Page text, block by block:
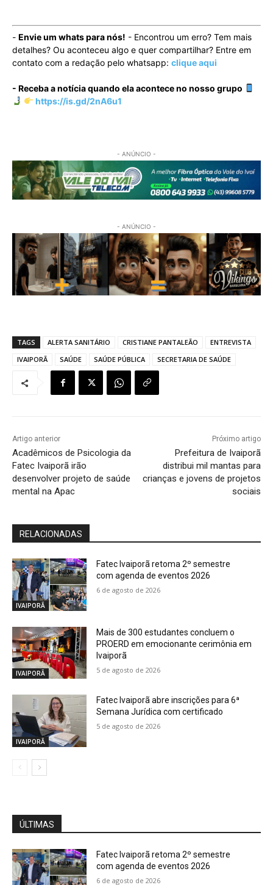
- Envie um whats para nós! - Encontrou um erro? Tem mais
detalhes? Ou aconteceu algo e quer compartilhar? Entre em
contato com a redação pelo whatsapp: clique aqui
- Receba a notícia quando ela acontece no nosso grupo
https://is.gd/2nA6u1
- ANÚNCIO -
- ANÚNCIO -
TAGS ALERTA SANITÁRIO CRISTIANE PANTALEÃO
ENTREVISTA
IVAIPORÃ
SAÚDE SAÚDE PÚBLICA SECRETARIA DE SAÚDE
Artigo anterior
Acadêmicos de Psicologia da
Fatec Ivaiporã irão
desenvolver projeto de saúde
mental na Apac
Próximo artigo
Prefeitura de Ivaiporã
distribui mil mantas para
crianças e jovens de projetos
sociais
RELACIONADAS
IVAIPORÃ
Fatec Ivaiporã retoma 2º semestre
com agenda de eventos 2026
6 de agosto de 2026
IVAIPORÃ
Mais de 300 estudantes concluem o
PROERD em emocionante cerimônia em
Ivaiporã
5 de agosto de 2026
IVAIPORÃ
Fatec Ivaiporã abre inscrições para 6ª
Semana Jurídica com certificado
5 de agosto de 2026
ÚLTIMAS
Fatec Ivaiporã retoma 2º semestre
com agenda de eventos 2026
6 de agosto de 2026